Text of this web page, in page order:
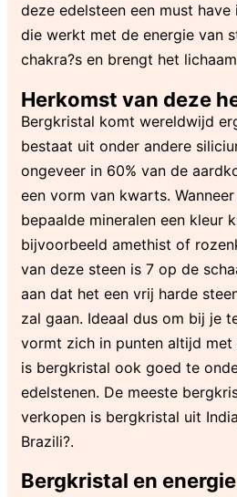
deze edelsteen een must
die werkt met de energie van
chakra?s en brengt het
Herkomst van deze
Bergkristal komt wereldwijd
bestaat uit onder andere
ongeveer in 60% van de
een vorm van kwarts.
bepaalde mineralen een kleur
bijvoorbeeld amethist of
van deze steen is 7 op de
aan dat het een vrij harde
zal gaan. Ideaal dus om bij je
vormt zich in punten altijd met
is bergkristal ook goed te
edelstenen. De meeste
verkopen is bergkristal uit
Brazili?.
Bergkristal en energie